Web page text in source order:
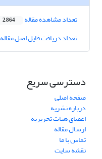
تعداد مشاهده مقاله 2,864
تعداد دریافت فایل اصل مقاله
دسترسی سریع
صفحه اصلی
درباره نشریه
اعضای هیات تحریریه
ارسال مقاله
تماس با ما
نقشه سایت